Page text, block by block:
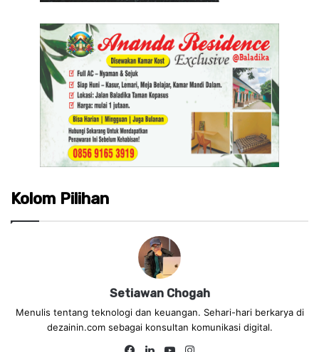
Kolom Pilihan
Setiawan Chogah
Menulis tentang teknologi dan keuangan. Sehari-hari berkarya di
dezainin.com sebagai konsultan komunikasi digital.